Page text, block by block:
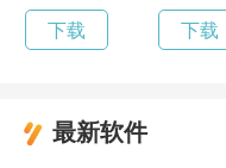
下载 下载
最新软件